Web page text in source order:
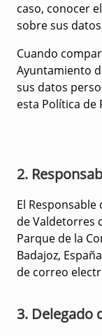
caso, conocer
sobre sus
Cuando
Ayuntamiento
sus datos
esta Política de
2.
El
de Valdetorres
Parque de la
Badajoz,
de correo
3. Delegado